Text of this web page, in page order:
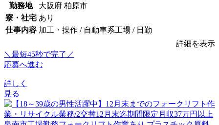
勤務地
大阪府 柏原市
寮・社宅 あり
仕事内容 加工・操作 / 自動車系工場 / 日勤
詳細を表示
＼最短45秒で完了／
応募へ進む
詳しく
見る